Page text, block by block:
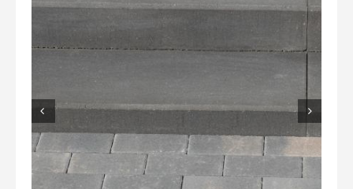
Tuininspiratie
Contact